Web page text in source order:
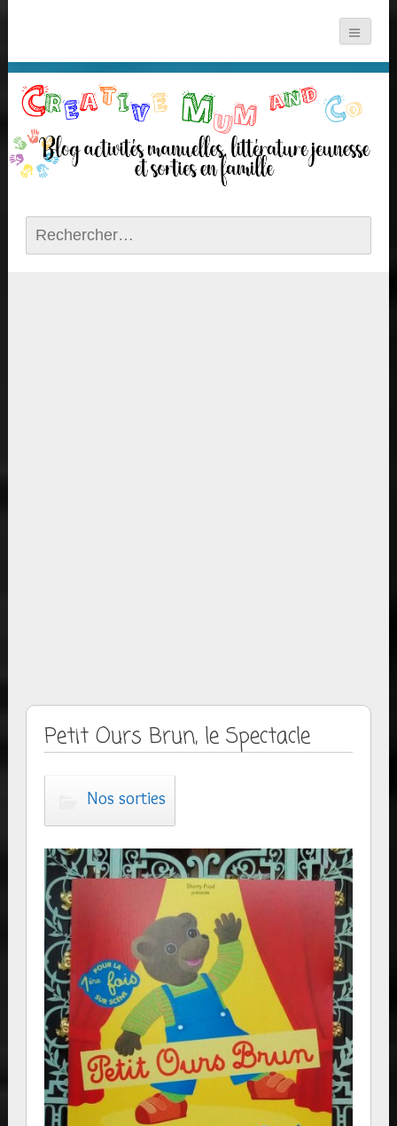
Rechercher :
Petit Ours Brun, le Spectacle
Nos sorties